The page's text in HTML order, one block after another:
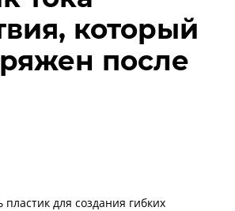
который
после
для создания гибких